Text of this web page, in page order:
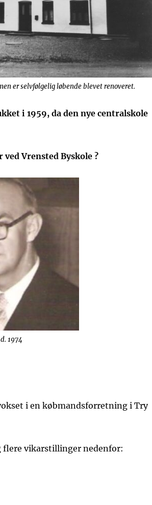
er selvfølgelig løbende blevet renoveret.
i 1959, da den nye centralskole
Vrensted Byskole ?
1974
i en købmandsforretning i Try
flere vikarstillinger nedenfor: